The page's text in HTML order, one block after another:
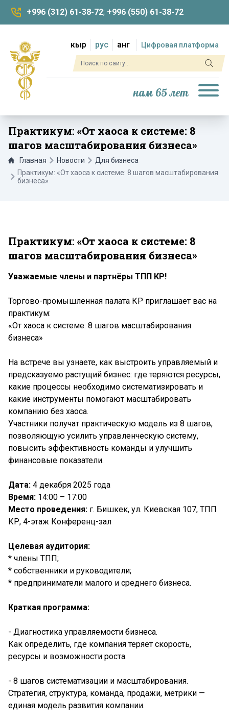
+996 (312) 61-38-72; +996 (550) 61-38-72
кыр рус анг Цифровая платформа
нам 65 лет
Практикум: «От хаоса к системе: 8
шагов масштабирования бизнеса»
Главная Новости
Для бизнеса
Практикум: «От хаоса к системе: 8 шагов масштабирования
бизнеса»
Практикум: «От хаоса к системе: 8
шагов масштабирования бизнеса»
Уважаемые члены и партнёры ТПП КР!
Торгово-промышленная палата КР приглашает вас на
практикум:
«От хаоса к системе: 8 шагов масштабирования
бизнеса»
На встрече вы узнаете, как выстроить управляемый и
предсказуемо растущий бизнес: где теряются ресурсы,
какие процессы необходимо систематизировать и
какие инструменты помогают масштабировать
компанию без хаоса.
Участники получат практическую модель из 8 шагов,
позволяющую усилить управленческую систему,
повысить эффективность команды и улучшить
финансовые показатели.
Дата: 4 декабря 2025 года
Время: 14:00 – 17:00
Место проведения: г. Бишкек, ул. Киевская 107, ТПП
КР, 4-этаж Конференц-зал
Целевая аудитория:
* члены ТПП;
* собственники и руководители;
* предприниматели малого и среднего бизнеса.
Краткая программа:
- Диагностика управляемости бизнеса.
Как определить, где компания теряет скорость,
ресурсы и возможности роста.
- 8 шагов систематизации и масштабирования.
Стратегия, структура, команда, продажи, метрики —
единая модель развития компании.